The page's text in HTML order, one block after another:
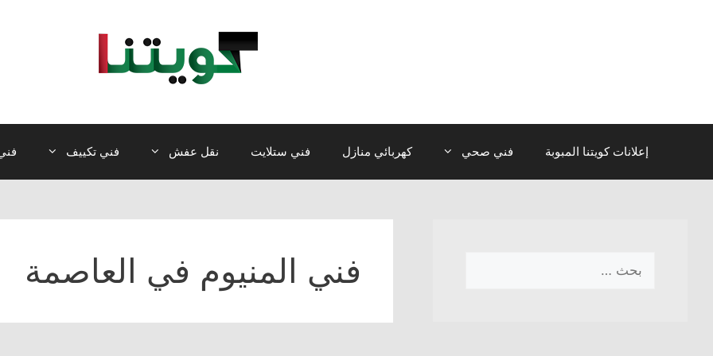
إعلانات كويتنا المبوبة فني صحي كهربائي منازل فني ستلايت نقل عفش فني تكييف
فني المنيوم في العاصمة
عن: